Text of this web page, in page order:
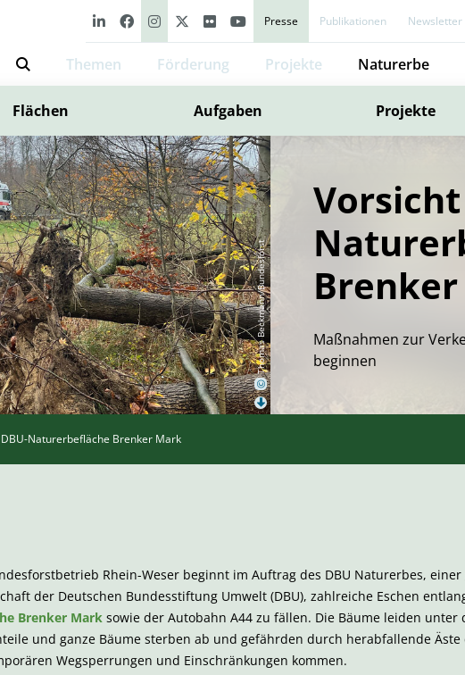
Presse Publikationen Newsletter
Themen Förderung Projekte Naturerbe
Flächen Aufgaben Projekte
©
Thomas Beckmann/Bundesforst
Maßnahmen zur
beginnen
Naturerbefläche Brenker Mark
Rhein-Weser beginnt im Auftrag des DBU Naturerbes,
der Deutschen Bundesstiftung Umwelt (DBU), zahlreiche Eschen
Brenker Mark sowie der Autobahn A44 zu fällen. Die Bäume leiden unter
und ganze Bäume sterben ab und gefährden durch herabfallende Äste
Wegsperrungen und Einschränkungen kommen.